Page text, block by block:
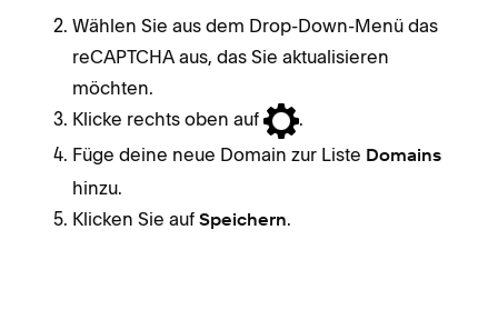
Wählen Sie aus dem Drop-Down-Menü das
reCAPTCHA aus, das Sie aktualisieren
möchten.
Klicke rechts oben auf
.
Füge deine neue Domain zur Liste Domains
hinzu.
Klicken Sie auf Speichern.